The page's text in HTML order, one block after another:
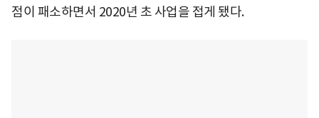
점이 패소하면서 2020년 초 사업을 접게 됐다.